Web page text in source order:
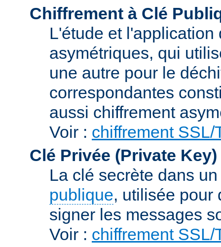
Chiffrement à Clé
L'étude et
asymétriques, qui
une autre pour le
correspondantes
aussi chiffrement
Voir : chiffrement SSL/
Clé Privée (Private Key)
La clé secrète dans
publique, utilisée pour
signer les messages
Voir : chiffrement SSL/